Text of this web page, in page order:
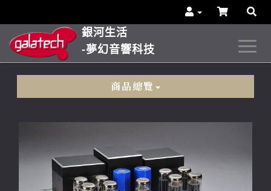
銀河生活
-夢幻音響科技
商品總覽